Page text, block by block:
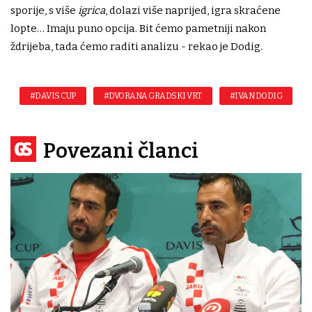
sporije, s više igrica, dolazi više naprijed, igra skraćene
lopte… Imaju puno opcija. Bit ćemo pametniji nakon
ždrijeba, tada ćemo raditi analizu - rekao je Dodig.
#DAVIS CUP #DVORANA GRADSKI VRT #IVAN DODIG
Povezani članci